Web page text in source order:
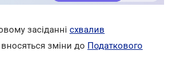
засіданні схвалив
зміни до Податкового